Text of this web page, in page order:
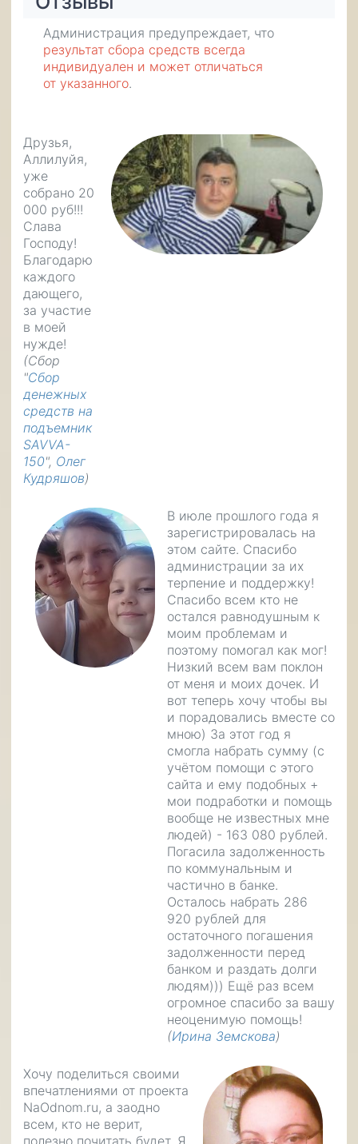
Администрация предупреждает, что
результат сбора средств всегда
индивидуален и может отличаться
от указанного.
Друзья,
Аллилуйя,
уже
собрано 20
000 руб!!!
Слава
Господу!
Благодарю
каждого
дающего,
за участие
в моей
нужде!
(Сбор
"Сбор
денежных
средств на
подъемник
SAVVA-
150", Олег
Кудряшов)
В июле прошлого года я
зарегистрировалась на
этом сайте. Спасибо
администрации за их
терпение и поддержку!
Спасибо всем кто не
остался равнодушным к
моим проблемам и
поэтому помогал как мог!
Низкий всем вам поклон
от меня и моих дочек. И
вот теперь хочу чтобы вы
и порадовались вместе со
мною) За этот год я
смогла набрать сумму (с
учётом помощи с этого
сайта и ему подобных +
мои подработки и помощь
вообще не известных мне
людей) - 163 080 рублей.
Погасила задолженность
по коммунальным и
частично в банке.
Осталось набрать 286
920 рублей для
остаточного погашения
задолженности перед
банком и раздать долги
людям))) Ещё раз всем
огромное спасибо за вашу
неоценимую помощь!
(Ирина Земскова)
Хочу поделиться своими
впечатлениями от проекта
NaOdnom.ru, а заодно
всем, кто не верит,
полезно почитать будет. Я,